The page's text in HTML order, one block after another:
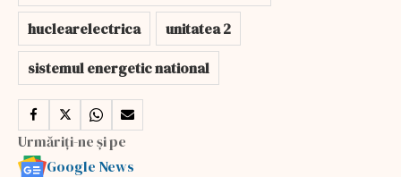
huclearelectrica
unitatea 2
sistemul energetic national
Urmăriți-ne și pe
Google News